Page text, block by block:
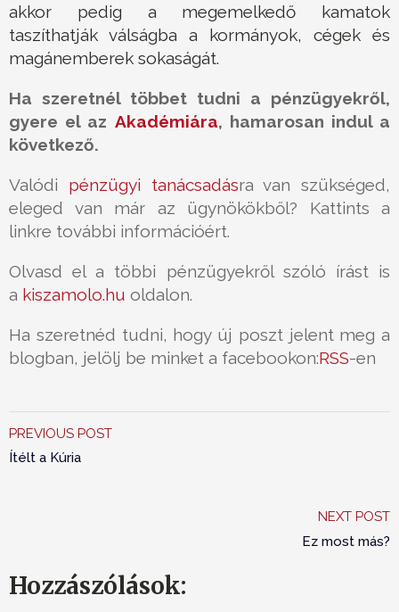
akkor pedig a megemelkedő kamatok
taszíthatják válságba a kormányok, cégek és
magánemberek sokaságát.
Ha szeretnél többet tudni a pénzügyekről,
gyere el az Akadémiára, hamarosan indul a
következő.
Valódi pénzügyi tanácsadásra van szükséged,
eleged van már az ügynökökből? Kattints a
linkre további információért.
Olvasd el a többi pénzügyekről szóló írást is
a kiszamolo.hu oldalon.
Ha szeretnéd tudni, hogy új poszt jelent meg a
blogban, jelölj be minket a facebookon:RSS-en
PREVIOUS POST
Ítélt a Kúria
NEXT POST
Ez most más?
Hozzászólások: